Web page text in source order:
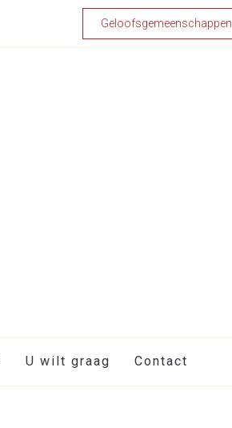
Geloofsgemeenschappen
U wilt graag Contact